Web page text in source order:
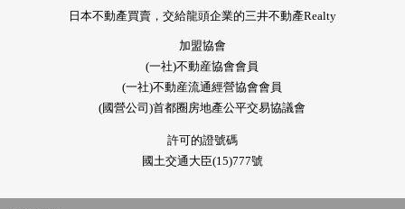
日本不動產買賣，交給龍頭企業的三井不動產Realty
加盟協會
(一社)不動産協會會員
(一社)不動産流通經營協會會員
(國營公司)首都圈房地產公平交易協議會
許可的證號碼
國土交通大臣(15)777號